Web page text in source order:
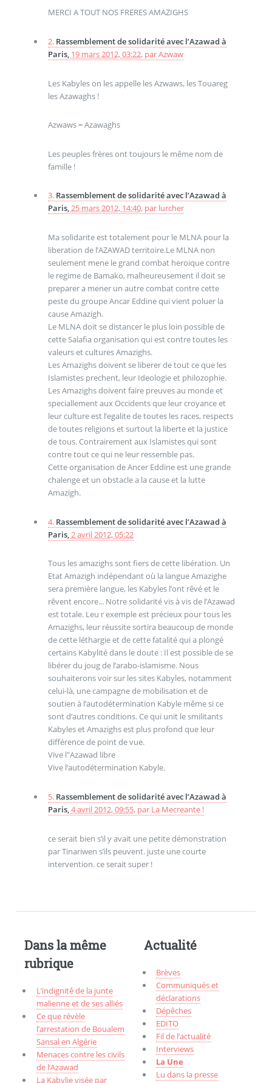
MERCI A TOUT NOS FRERES AMAZIGHS
2. Rassemblement de solidarité avec l’Azawad à
Paris, 19 mars 2012, 03:22, parAzwaw
Les Kabyles on les appelle les Azwaws, les Touareg
les Azawaghs !
Azwaws = Azawaghs
Les peuples frères ont toujours le même nom de
famille !
3. Rassemblement de solidarité avec l’Azawad à
Paris,25 mars 2012, 14:40, par lurcher
Ma solidarite est totalement pour le MLNA pour la
liberation de l’AZAWAD territoire.Le MLNA non
seulement mene le grand combat heroique contre
le regime de Bamako, malheureusement il doit se
preparer a mener un autre combat contre cette
peste du groupe Ancar Eddine qui vient poluer la
cause Amazigh.
Le MLNA doit se distancer le plus loin possible de
cette Salafia organisation qui est contre toutes les
valeurs et cultures Amazighs.
Les Amazighs doivent se liberer de tout ce que les
Islamistes prechent, leur Ideologie et philozophie.
Les Amazighs doivent faire preuves au monde et
speciallement aux Occidents que leur croyance et
leur culture est l’egalite de toutes les races, respects
de toutes religions et surtout la liberte et la justice
de tous. Contrairement aux Islamistes qui sont
contre tout ce qui ne leur ressemble pas.
Cette organisation de Ancer Eddine est une grande
chalenge et un obstacle a la cause et la lutte
Amazigh.
4. Rassemblement de solidarité avec l’Azawad à
Paris,2 avril 2012, 05:22
Tous les amazighs sont fiers de cette libération. Un
Etat Amazigh indépendant où la langue Amazighe
sera première langue, les Kabyles l’ont rêvé et le
rêvent encore... Notre solidarité vis à vis de l’Azawad
est totale. Leu r exemple est précieux pour tous les
Amazighs, leur réussite sortira beaucoup de monde
de cette léthargie et de cette fatalité qui a plongé
certains Kabylité dans le doute : Il est possible de se
libérer du joug de l’arabo-islamisme. Nous
souhaiterons voir sur les sites Kabyles, notamment
celui-là, une campagne de mobilisation et de
soutien à l’autodétermination Kabyle même si ce
sont d’autres conditions. Ce qui unit le smilitants
Kabyles et Amazighs est plus profond que leur
différence de point de vue.
Vive l"Azawad libre
Vive l’autodétermination Kabyle.
5. Rassemblement de solidarité avec l’Azawad à
Paris,4 avril 2012, 09:55, par La Mecreante !
ce serait bien s’il y avait une petite démonstration
par Tinariwen s’ils peuvent. juste une courte
intervention. ce serait super !
Dans la même
rubrique
L’indignité́ de la junte
malienne et de ses alliés
Ce que révèle
l’arrestation de Boualem
Sansal en Algérie
Menaces contre les civils
de l’Azawad
La Kabylie visée par
Actualité
Brèves
Communiqués et
déclarations
Dépêches
EDITO
Fil de l’actualité
Interviews
La Une
Lu dans la presse